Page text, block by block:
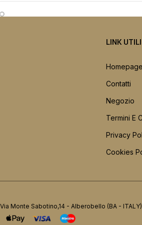
LINK
Homepage
Contatti
Negozio
Termini E
Privacy
Cookies
Monte Sabotino,14 - Alberobello (BA - ITALY)